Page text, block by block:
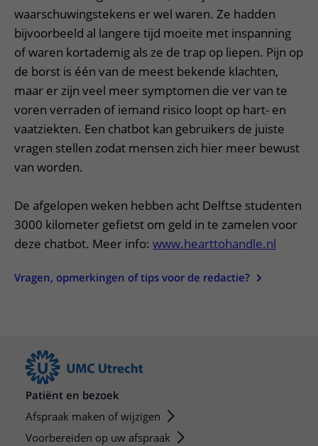
waarschuwingstekens er wel waren. Ze hadden
bijvoorbeeld al langere tijd moeite met inspanning
of waren kortademig als ze de trap op liepen. Pijn op
de borst is één van de meest bekende klachten,
maar er zijn veel meer symptomen die ver van te
voren verraden of iemand risico loopt op hart- en
vaatziekten. Een chatbot kan gebruikers de juiste
vragen stellen zodat mensen zich hier meer bewust
van worden.
De afgelopen weken hebben acht Delftse studenten
3000 kilometer gefietst om geld in te zamelen voor
deze chatbot. Meer info: www.hearttohandle.nl
Vragen, opmerkingen of tips voor de redactie?
Patiënt en bezoek
Afspraak maken of wijzigen
Voorbereiden op uw afspraak